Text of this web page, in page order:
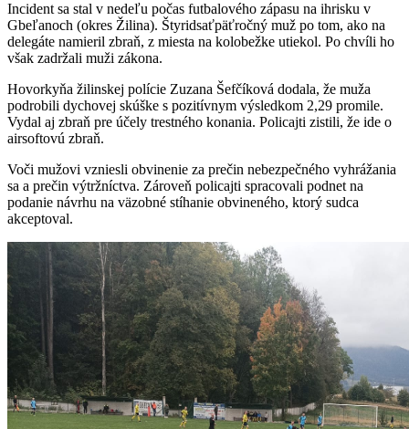
Incident sa stal v nedeľu počas futbalového zápasu na ihrisku v
Gbeľanoch (okres Žilina). Štyridsaťpäťročný muž po tom, ako na
delegáte namieril zbraň, z miesta na kolobežke utiekol. Po chvíli ho
však zadržali muži zákona.
Hovorkyňa žilinskej polície Zuzana Šefčíková dodala, že muža
podrobili dychovej skúške s pozitívnym výsledkom 2,29 promile.
Vydal aj zbraň pre účely trestného konania. Policajti zistili, že ide o
airsoftovú zbraň.
Voči mužovi vzniesli obvinenie za prečin nebezpečného vyhrážania
sa a prečin výtržníctva. Zároveň policajti spracovali podnet na
podanie návrhu na väzobné stíhanie obvineného, ktorý sudca
akceptoval.